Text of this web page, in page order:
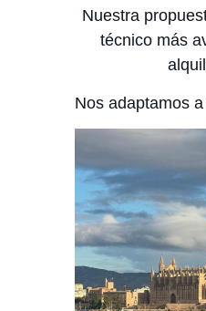
Nuestra
técnico más
Nos adaptamos